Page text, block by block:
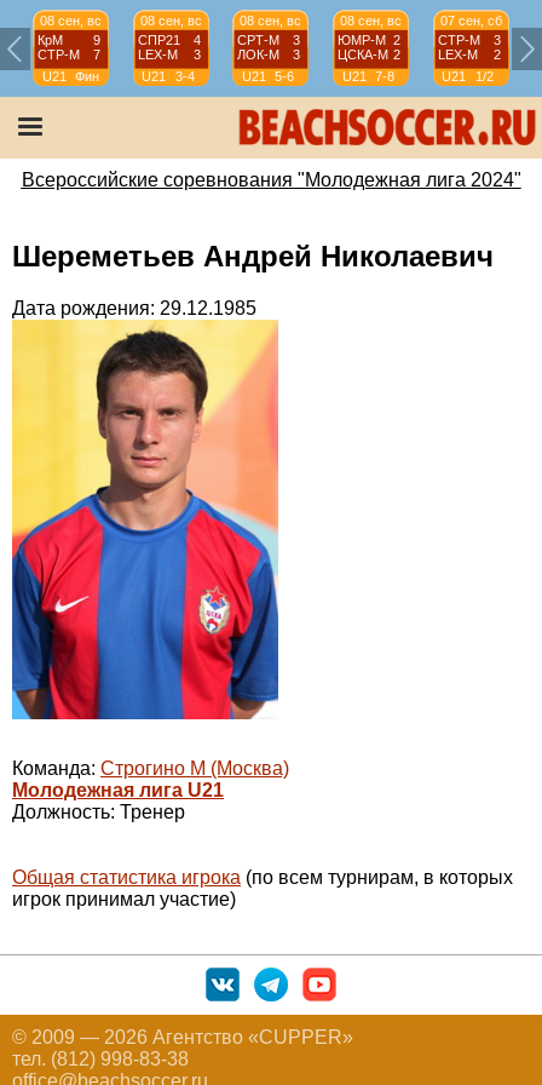
08 сен, вс
КрМ
9
СТР-М
7
U21
Фин
08 сен, вс
СПР21
4
LEX-М
3
U21
3-4
08 сен, вс
СРТ-М
3
ЛОК-М
3
U21
5-6
08 сен, вс
ЮМР-М 2
ЦСКА-М 2
U21
7-8
07 сен, сб
СТР-М
3
LEX-М
2
U21
1/2
Всероссийские соревнования "Молодежная лига 2024"
Шереметьев Андрей Николаевич
Дата рождения: 29.12.1985
Команда: Строгино М (Москва)
Молодежная лига U21
Должность: Тренер
Общая статистика игрока (по всем турнирам, в которых
игрок принимал участие)
© 2009 — 2026 Агентство «CUPPER»
тел. (812) 998-83-38
office@beachsoccer.ru